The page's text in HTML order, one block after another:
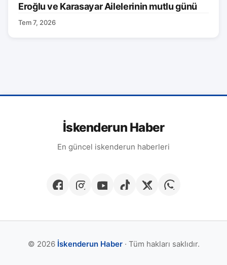
Eroğlu ve Karasayar Ailelerinin mutlu günü
Tem 7, 2026
İskenderun Haber
En güncel iskenderun haberleri
© 2026 İskenderun Haber· Tüm hakları saklıdır.